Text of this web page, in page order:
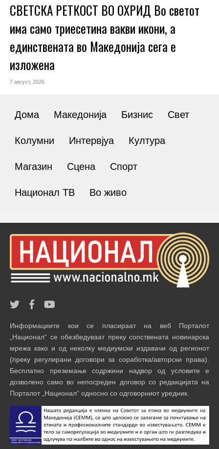
СВЕТСКА РЕТКОСТ ВО ОХРИД Во светот
има само триесетина вакви икони, а
единствената во Македонија сега е
изложена
7 август, 2026
Дома Македонија Бизнис Свет
Колумни Интервјуа Култура
Магазин Сцена Спорт
Национал ТВ Во живо
Информациите кои се пласираат на веб Порталот
„Национал“ се обезбедуваат преку сопствената новинарска
мрежа како и од неколку медиумски издавачи од регионот
(преку регулирани договори за соработка/авторски права).
Бесплатно преземање содржини надвор од условите е
дозволено само во непосреден договор со редакцијата на
Порталот „Национал“ односно со одговорниот уредник.